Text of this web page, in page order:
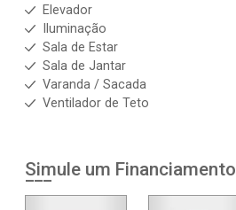
Elevador
Iluminação
Sala de Estar
Sala de Jantar
Varanda / Sacada
Ventilador de Teto
Simule um Financiamento